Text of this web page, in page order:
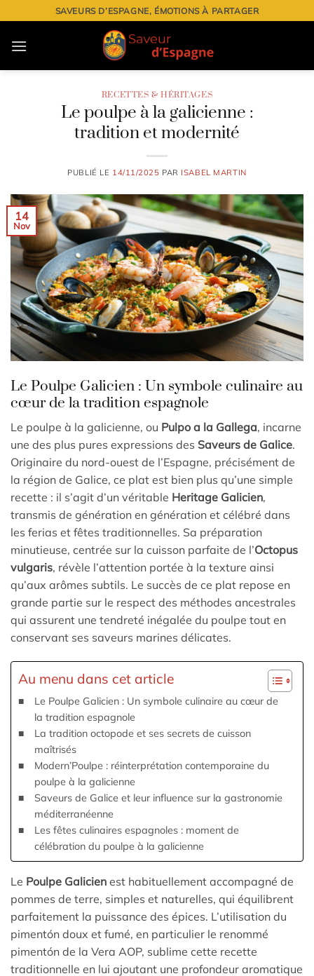
au
contenu
SAVEURS D’ESPAGNE, ÉMOTIONS À PARTAGER
RECETTES & HÉRITAGES
Le poulpe à la galicienne :
tradition et modernité
PUBLIÉ LE 14/11/2025 PAR ISABEL MARTIN
14
Nov
Le Poulpe Galicien : Un symbole culinaire au
cœur de la tradition espagnole
Le poulpe à la galicienne, ou Pulpo a la Gallega, incarne
une des plus pures expressions des Saveurs de Galice.
Originaire du nord-ouest de l’Espagne, précisément de
la région de Galice, ce plat est bien plus qu’une simple
recette : il s’agit d’un véritable Heritage Galicien,
transmis de génération en génération et célébré dans
les ferias et fêtes traditionnelles. Sa préparation
minutieuse, centrée sur la cuisson parfaite de l’Octopus
vulgaris, révèle l’attention portée à la texture ainsi
qu’aux arômes subtils. Le succès de ce plat repose en
grande partie sur le respect des méthodes ancestrales
qui assurent une tendreté inégalée du poulpe tout en
conservant ses saveurs marines délicates.
Au menu dans cet article
Le Poulpe Galicien : Un symbole culinaire au cœur de
la tradition espagnole
La tradition octopode et ses secrets de cuisson
maîtrisés
Modern’Poulpe : réinterprétation contemporaine du
poulpe à la galicienne
Saveurs de Galice et leur influence sur la gastronomie
méditerranéenne
Les fêtes culinaires espagnoles : moment de
célébration du poulpe à la galicienne
Le Poulpe Galicien est habituellement accompagné de
pommes de terre, simples et naturelles, qui équilibrent
parfaitement la puissance des épices. L’utilisation du
pimentón doux et fumé, en particulier le renommé
pimentón de la Vera AOP, sublime cette recette
traditionnelle en lui ajoutant une profondeur aromatique